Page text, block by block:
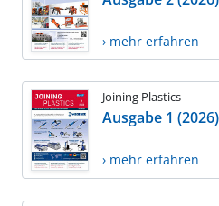
› mehr erfahren
Joining Plastics
Ausgabe 1 (2026)
› mehr erfahren